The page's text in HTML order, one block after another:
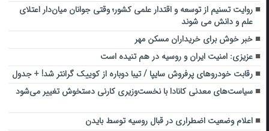
روایت تسنیم از توسعه و اقتدار علمی کشور؛ وقتی جوانان میان‌دار اعتلای
علم و دانش می شوند
خبر خوش برای خریداران مسکن مهر
عزیزی: امنیت ایران و روسیه در هم تنیده است
رقابت خودروهای پرفروش سایپا / تیبا دوباره از کوییک گرانتر شد! + جدول
سیاست‌های معدنی کانادا با نخست‌وزیری کارنی دستخوش تغییر می‌شود
اعلام وضعیت اضطراری در قبال روسیه توسط بایدن